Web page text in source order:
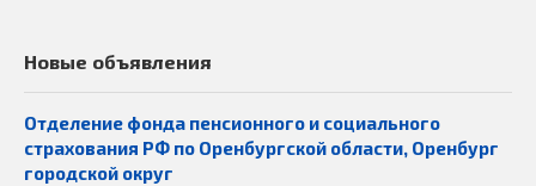
Новые объявления
Отделение фонда пенсионного и социального
страхования РФ по Оренбургской области, Оренбург
городской округ